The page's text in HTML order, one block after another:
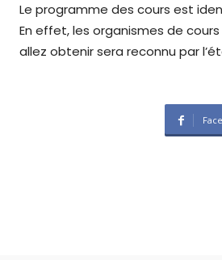
Le programme des cours est
En effet, les organismes de
allez obtenir sera reconnu par